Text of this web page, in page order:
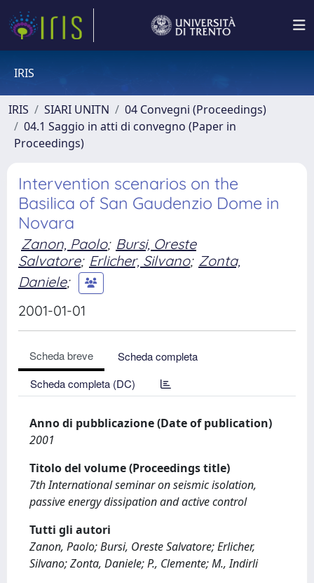
IRIS
IRIS SIARI UNITN
04 Convegni (Proceedings)
04.1 Saggio in atti di convegno (Paper in
Proceedings)
Intervention scenarios on the
Basilica of San Gaudenzio Dome in
Novara
Zanon, Paolo; Bursi, Oreste
Salvatore; Erlicher, Silvano; Zonta,
Daniele;
2001-01-01
Scheda breve
Scheda completa
Scheda completa (DC)
Anno di pubblicazione (Date of publication)
2001
Titolo del volume (Proceedings title)
7th International seminar on seismic isolation,
passive energy dissipation and active control
Tutti gli autori
Zanon, Paolo; Bursi, Oreste Salvatore; Erlicher,
Silvano; Zonta, Daniele; P., Clemente; M., Indirli